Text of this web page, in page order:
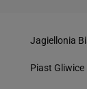
Jagiellonia
Piast Gliwice